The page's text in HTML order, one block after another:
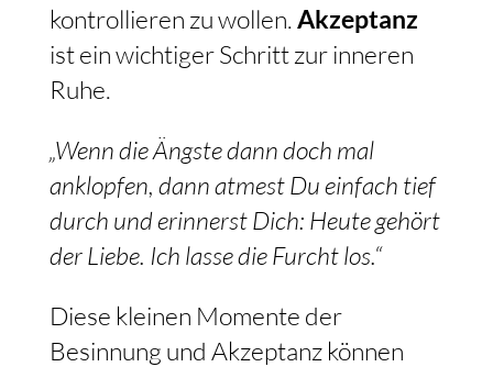
kontrollieren zu wollen. Akzeptanz
ist ein wichtiger Schritt zur inneren
Ruhe.
„Wenn die Ängste dann doch mal
anklopfen, dann atmest Du einfach tief
durch und erinnerst Dich: Heute gehört
der Liebe. Ich lasse die Furcht los.“
Diese kleinen Momente der
Besinnung und Akzeptanz können